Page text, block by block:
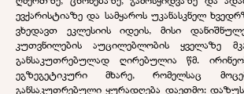
ევქარისტიაზე და სამყაროს უკანასკნელ
ვხედავთ ეკლესიის იდეის, მისი
კუთვნილების აუცილებლობის ყველაზე
განსაკუთრებულად ღირებულია წმ.
ეგზეგეტიკური მხარე, რომელსაც
განსაკუთრებული ყურადღება დაეთმო: